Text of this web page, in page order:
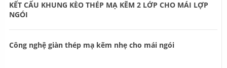
KẾT CẤU KHUNG KÈO THÉP MẠ KẼM 2 LỚP CHO MÁI LỢP
NGÓI
Công nghệ giàn thép mạ kẽm nhẹ cho mái ngói